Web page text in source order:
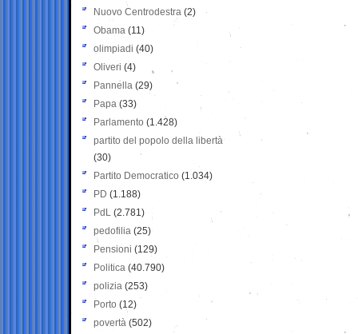
Nuovo Centrodestra (2)
Obama (11)
olimpiadi (40)
Oliveri (4)
Pannella (29)
Papa (33)
Parlamento (1.428)
partito del popolo della libertà
(30)
Partito Democratico (1.034)
PD (1.188)
PdL (2.781)
pedofilia (25)
Pensioni (129)
Politica (40.790)
polizia (253)
Porto (12)
povertà (502)